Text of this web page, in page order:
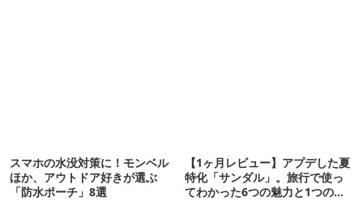
スマホの水没対策に！モンベル
ほか、アウトドア好きが選ぶ
「防水ポーチ」8選
【1ヶ月レビュー】アプデした夏
特化「サンダル」。旅行で使っ
てわかった6つの魅力と1つの注